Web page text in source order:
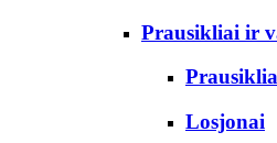
Prausikliai ir
Losjonai